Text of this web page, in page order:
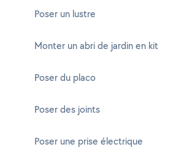
Poser un lustre
Monter un abri de jardin en kit
Poser du placo
Poser des joints
Poser une prise électrique